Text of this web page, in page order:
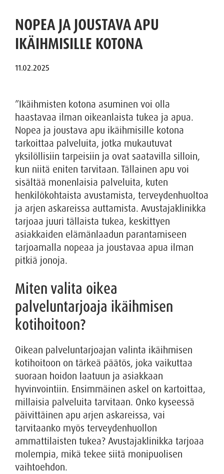
NOPEA JA JOUSTAVA APU
IKÄIHMISILLE KOTONA
”Ikäihmisten kotona asuminen voi olla
haastavaa ilman oikeanlaista tukea ja apua.
Nopea ja joustava apu ikäihmisille kotona
tarkoittaa palveluita, jotka mukautuvat
yksilöllisiin tarpeisiin ja ovat saatavilla silloin,
kun niitä eniten tarvitaan. Tällainen apu voi
sisältää monenlaisia palveluita, kuten
henkilökohtaista avustamista, terveydenhuoltoa
ja arjen askareissa auttamista. Avustajaklinikka
tarjoaa juuri tällaista tukea, keskittyen
asiakkaiden elämänlaadun parantamiseen
tarjoamalla nopeaa ja joustavaa apua ilman
pitkiä jonoja.
Miten valita oikea
palveluntarjoaja ikäihmisen
kotihoitoon?
Oikean palveluntarjoajan valinta ikäihmisen
kotihoitoon on tärkeä päätös, joka vaikuttaa
suoraan hoidon laatuun ja asiakkaan
hyvinvointiin. Ensimmäinen askel on kartoittaa,
millaisia palveluita tarvitaan. Onko kyseessä
päivittäinen apu arjen askareissa, vai
tarvitaanko myös terveydenhuollon
ammattilaisten tukea? Avustajaklinikka tarjoaa
molempia, mikä tekee siitä monipuolisen
vaihtoehdon.